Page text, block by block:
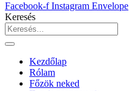
Facebook-f Instagram Envelope
Keresés
Kezdőlap
Rólam
Főzök neked